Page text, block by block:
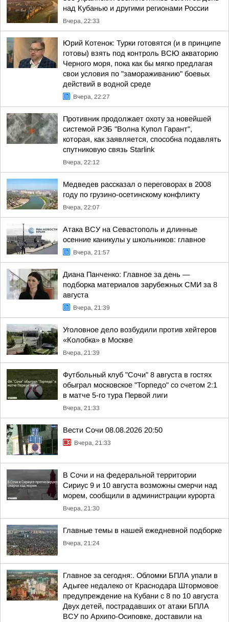
над Кубанью и другими регионами России
Вчера, 22:33
Юрий Котенок: Турки готовятся (и в принципе
готовы) взять под контроль ВСЮ акваторию
Черного моря, пока как бы мягко предлагая
свои условия по "замораживанию" боевых
действий в водной среде
Вчера, 22:27
Противник продолжает охоту за новейшей
системой РЭБ "Волна Купол Гарант",
которая, как заявляется, способна подавлять
спутниковую связь Starlink
Вчера, 22:12
Медведев рассказал о переговорах в 2008
году по грузино-осетинскому конфликту
Вчера, 22:07
Атака ВСУ на Севастополь и длинные
осенние каникулы у школьников: главное
Вчера, 21:57
Диана Панченко: Главное за день —
подборка материалов зарубежных СМИ за 8
августа
Вчера, 21:39
Уголовное дело возбудили против хейтеров
«Колобка» в Москве
Вчера, 21:39
Футбольный клуб "Сочи" 8 августа в гостях
обыграл московское "Торпедо" со счетом 2:1
в матче 5-го тура Первой лиги
Вчера, 21:33
Вести Сочи 08.08.2026 20:50
Вчера, 21:33
В Сочи и на федеральной территории
Сириус 9 и 10 августа возможны смерчи над
морем, сообщили в администрации курорта
Вчера, 21:30
Главные темы в нашей ежедневной подборке
Вчера, 21:24
Главное за сегодня:. Обломки БПЛА упали в
Адыгее недалеко от Краснодара Штормовое
предупреждение на Кубани с 8 по 10 августа
Двух детей, пострадавших от атаки БПЛА
ВСУ по Архипо-Осиповке, доставили на